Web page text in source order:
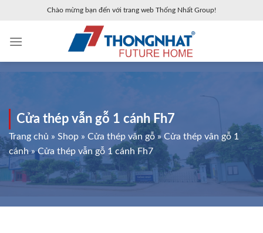
content
Chào mừng bạn đến với trang web Thống Nhất Group!
Cửa thép vẫn gỗ 1 cánh Fh7
Trang chủ » Shop » Cửa thép vân gỗ»Cửa thép vân gỗ 1
cánh»Cửa thép vẫn gỗ 1 cánh Fh7